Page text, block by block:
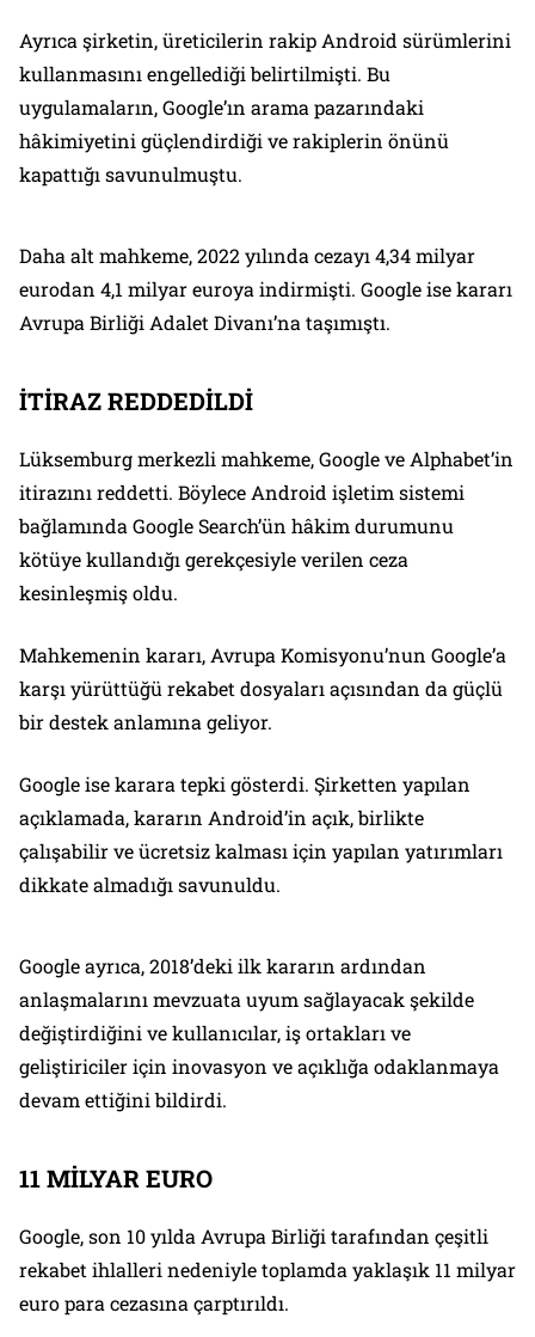
Ayrıca şirketin, üreticilerin rakip Android sürümlerini
kullanmasını engellediği belirtilmişti. Bu
uygulamaların, Google’ın arama pazarındaki
hâkimiyetini güçlendirdiği ve rakiplerin önünü
kapattığı savunulmuştu.
Daha alt mahkeme, 2022 yılında cezayı 4,34 milyar
eurodan 4,1 milyar euroya indirmişti. Google ise kararı
Avrupa Birliği Adalet Divanı’na taşımıştı.
İTİRAZ REDDEDİLDİ
Lüksemburg merkezli mahkeme, Google ve Alphabet’in
itirazını reddetti. Böylece Android işletim sistemi
bağlamında Google Search’ün hâkim durumunu
kötüye kullandığı gerekçesiyle verilen ceza
kesinleşmiş oldu.
Mahkemenin kararı, Avrupa Komisyonu’nun Google’a
karşı yürüttüğü rekabet dosyaları açısından da güçlü
bir destek anlamına geliyor.
Google ise karara tepki gösterdi. Şirketten yapılan
açıklamada, kararın Android’in açık, birlikte
çalışabilir ve ücretsiz kalması için yapılan yatırımları
dikkate almadığı savunuldu.
Google ayrıca, 2018’deki ilk kararın ardından
anlaşmalarını mevzuata uyum sağlayacak şekilde
değiştirdiğini ve kullanıcılar, iş ortakları ve
geliştiriciler için inovasyon ve açıklığa odaklanmaya
devam ettiğini bildirdi.
11 MİLYAR EURO
Google, son 10 yılda Avrupa Birliği tarafından çeşitli
rekabet ihlalleri nedeniyle toplamda yaklaşık 11 milyar
euro para cezasına çarptırıldı.